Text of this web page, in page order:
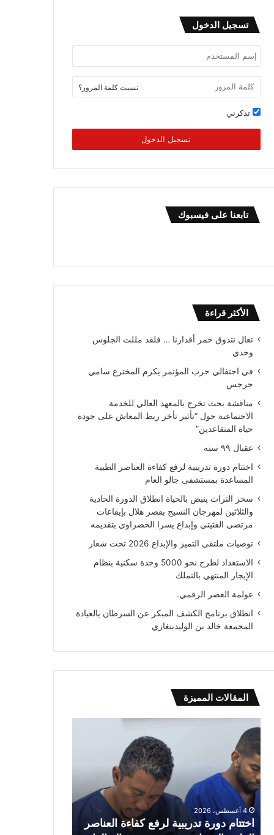
تسجيل الدخول
نسيت كلمة المرور؟
تذكرني
تسجيل الدخول
تابعنا على فيسبوك
الأكثر قراءة
تعال نتذوق خمر أقدارنا … فلقد مللت الجلوس
وحدي
في احتفالي حزب المؤتمر يكرم المخترع سامي
جرجس
مناقشة بحث تخرج بالمعهد العالي للخدمة
الاجتماعية حول “تأثير تأخر ربط المعاش على جودة
حياة المتقاعدين”
عقبال ٩٩ سنه
اختتام دورة تدريبية لرفع كفاءة العناصر الطبية
المساعدة بمستشفى جالو العام
سحر التراث ينبض بالحياة انطلاق الدورة الحادية
والثلاثين لمهرجان النسيج بقصر هلال بإيقاعات
مرتضى الفتيتي وإبداع يسرا الخضراوي بتقديمه
توصيات ملتقى التميز والإبداع 2026 تحت شعار
الاستعداد لطرح نحو 5000 وحدة سكنية بنظام
الإيجار المنتهي بالتملك
عولمة العصر الرقمي.
انطلاق برنامج الكشف المبكر عن السرطان بالعيادة
المجمعة خالد بن الوليدبنغازي
المقالات المميزة
دورة
تدريبية
لرفع
كفاءة
العناصر
الطبية
المساعدة
بمستشفى
4 أغسطس، 2026
اختتام دورة تدريبية لرفع كفاءة العناصر